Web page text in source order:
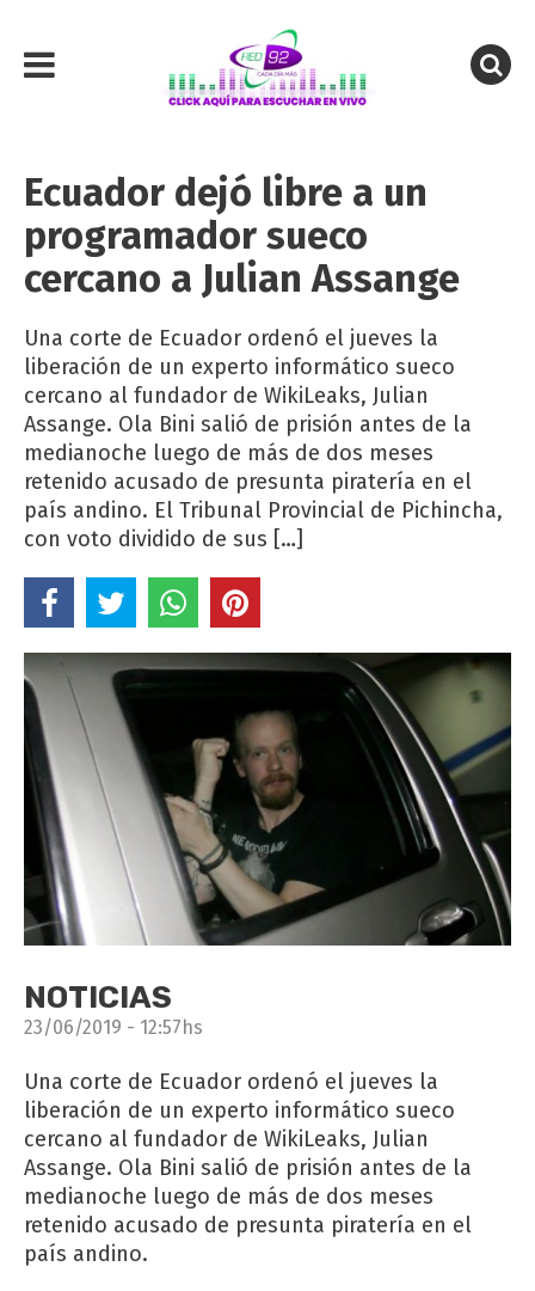
Ecuador dejó libre a un
programador sueco
cercano a Julian Assange
Una corte de Ecuador ordenó el jueves la
liberación de un experto informático sueco
cercano al fundador de WikiLeaks, Julian
Assange. Ola Bini salió de prisión antes de la
medianoche luego de más de dos meses
retenido acusado de presunta piratería en el
país andino. El Tribunal Provincial de Pichincha,
con voto dividido de sus […]
NOTICIAS
23/06/2019 - 12:57hs
Una corte de Ecuador ordenó el jueves la
liberación de un experto informático sueco
cercano al fundador de WikiLeaks, Julian
Assange. Ola Bini salió de prisión antes de la
medianoche luego de más de dos meses
retenido acusado de presunta piratería en el
país andino.